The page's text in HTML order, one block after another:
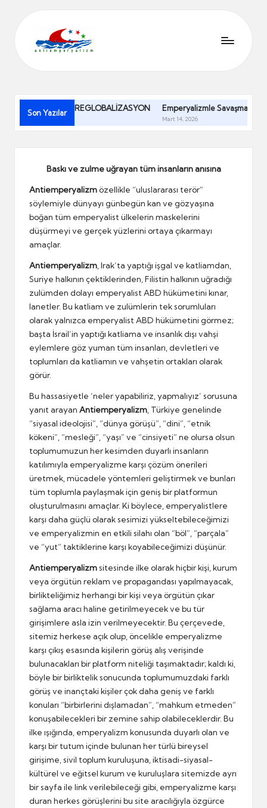
ti
e
e
r
y
al
iz
m
verelim,
ayağa
kalkalım,
zulme
karşı
Son Yazılar– REGLOBALİZASYON Emperyalizmle Savaşmak
Mart 14, 2026
Baskı ve zulme uğrayan tüm insanların anısına
Antiemperyalizmözellikle “uluslararası terör”
söylemiyle dünyayı günbegün kan ve gözyaşına
boğan tüm emperyalist ülkelerin maskelerini
düşürmeyi ve gerçek yüzlerini ortaya çıkarmayı
amaçlar.
Antiemperyalizm , Irak’ta yaptığı işgal ve katliamdan,
Suriye halkının çektiklerinden, Filistin halkının uğradığı
zulümden dolayı emperyalist ABD hükümetini kınar,
lanetler. Bu katliam ve zulümlerin tek sorumluları
olarak yalnızca emperyalist ABD hükümetini görmez;
başta İsrail’in yaptığı katliama ve insanlık dışı vahşi
eylemlere göz yuman tüm insanları, devletleri ve
toplumları da katliamın ve vahşetin ortakları olarak
görür.
Bu hassasiyetle ‘neler yapabiliriz, yapmalıyız’ sorusuna
yanıt arayan Antiemperyalizm , Türkiye genelinde
“siyasal ideolojisi”, “dünya görüşü”, “dini”, “etnik
kökeni”, “mesleği”, “yaşı” ve “cinsiyeti” ne olursa olsun
toplumumuzun her kesimden duyarlı insanların
katılımıyla emperyalizme karşı çözüm önerileri
üretmek, mücadele yöntemleri geliştirmek ve bunları
tüm toplumla paylaşmak için geniş bir platformun
oluşturulmasını amaçlar. Ki böylece, emperyalistlere
karşı daha güçlü olarak sesimizi yükseltebileceğimizi
ve emperyalizmin en etkili silahı olan “böl”, “parçala”
ve “yut” taktiklerine karşı koyabileceğimizi düşünür.
Antiemperyalizmsitesinde ilke olarak hiçbir kişi, kurum
veya örgütün reklam ve propagandası yapılmayacak,
birlikteliğimiz herhangi bir kişi veya örgütün çıkar
sağlama aracı haline getirilmeyecek ve bu tür
girişimlere asla izin verilmeyecektir. Bu çerçevede,
sitemiz herkese açık olup, öncelikle emperyalizme
karşı çıkış esasında kişilerin görüş alış verişinde
bulunacakları bir platform niteliği taşımaktadır; kaldı ki,
böyle bir birliktelik sonucunda toplumumuzdaki farklı
görüş ve inançtaki kişiler çok daha geniş ve farklı
konuları “birbirlerini dışlamadan”, “mahkum etmeden”
konuşabilecekleri bir zemine sahip olabileceklerdir. Bu
ilke ışığında, emperyalizm konusunda duyarlı olan ve
karşı bir tutum içinde bulunan her türlü bireysel
girişime, sivil toplum kuruluşuna, iktisadi-siyasal-
kültürel ve eğitsel kurum ve kuruluşlara sitemizde ayrı
bir sayfa ile link verilebileceği gibi, emperyalizme karşı
duran herkes görüşlerini bu site aracılığıyla özgürce